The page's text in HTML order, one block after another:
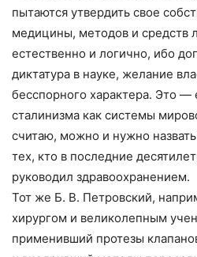
пытаются утвердить свое
медицины, методов и средств
естественно и логично, ибо
диктатура в науке, желание
бесспорного характера. Это —
сталинизма как системы
считаю, можно и нужно
тех, кто в последние
руководил здравоохранением.
Тот же Б. В. Петровский,
хирургом и великолепным
применивший протезы